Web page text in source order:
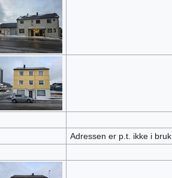
Adressen er p.t. ikke i bruk.